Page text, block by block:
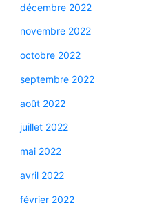
décembre 2022
novembre 2022
octobre 2022
septembre 2022
août 2022
juillet 2022
mai 2022
avril 2022
février 2022